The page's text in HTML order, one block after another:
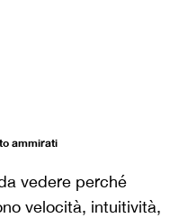
ammirati
vedere perché
velocità, intuitività,